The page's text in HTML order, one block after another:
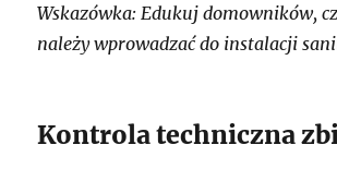
Wskazówka: Edukuj domowników,
należy wprowadzać do instalacji
Kontrola techniczna